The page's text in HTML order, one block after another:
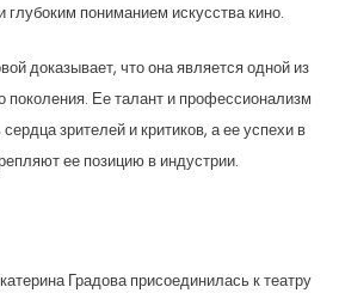
пониманием искусства кино.
доказывает, что она является одной из
поколения. Ее талант и профессионализм
зрителей и критиков, а ее успехи в
ее позицию в индустрии.
Градова присоединилась к театру